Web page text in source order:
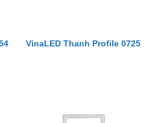
VinaLED Thanh Profile 0725